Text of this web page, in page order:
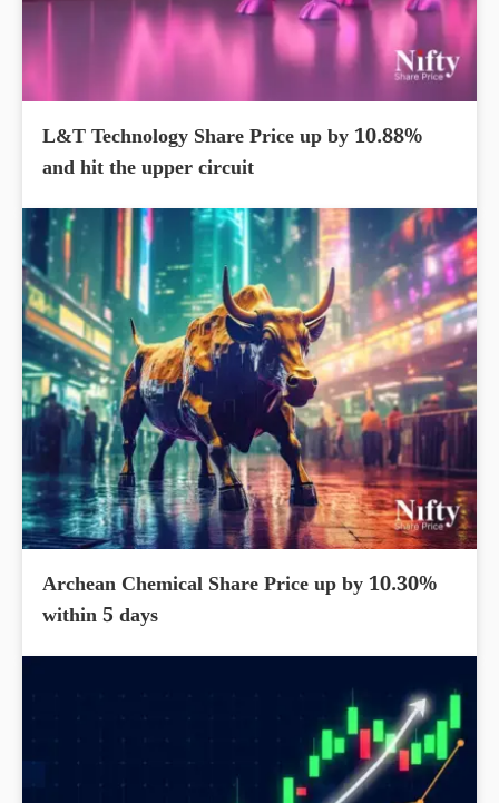
L&T Technology Share Price up by 10.88%
and hit the upper circuit
Archean Chemical Share Price up by 10.30%
within 5 days